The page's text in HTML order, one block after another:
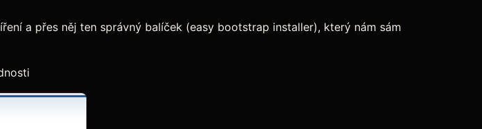
a přes něj ten správný balíček (easy bootstrap installer), který nám sám